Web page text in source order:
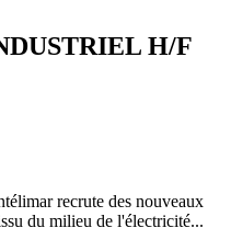
H/F
recrute des nouveaux
du milieu de l'électricité...